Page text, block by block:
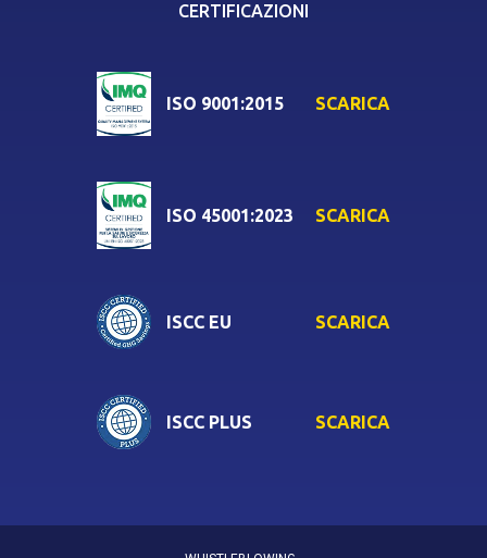
CERTIFICAZIONI
ISO 9001:2015 SCARICA
ISO 45001:2023 SCARICA
ISCC EU SCARICA
ISCC PLUS SCARICA